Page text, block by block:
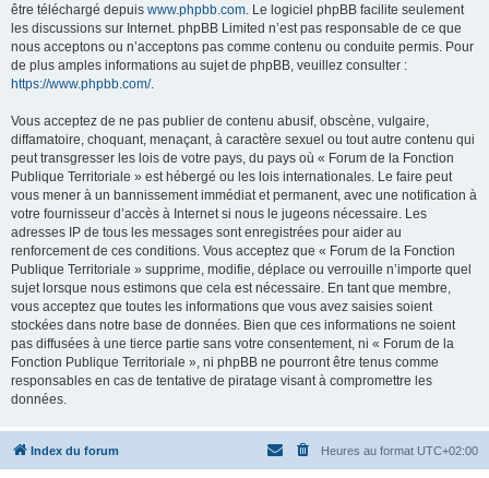
être téléchargé depuis www.phpbb.com. Le logiciel phpBB facilite seulement
les discussions sur Internet. phpBB Limited n’est pas responsable de ce que
nous acceptons ou n’acceptons pas comme contenu ou conduite permis. Pour
de plus amples informations au sujet de phpBB, veuillez consulter :
https://www.phpbb.com/.
Vous acceptez de ne pas publier de contenu abusif, obscène, vulgaire,
diffamatoire, choquant, menaçant, à caractère sexuel ou tout autre contenu qui
peut transgresser les lois de votre pays, du pays où « Forum de la Fonction
Publique Territoriale » est hébergé ou les lois internationales. Le faire peut
vous mener à un bannissement immédiat et permanent, avec une notification à
votre fournisseur d’accès à Internet si nous le jugeons nécessaire. Les
adresses IP de tous les messages sont enregistrées pour aider au
renforcement de ces conditions. Vous acceptez que « Forum de la Fonction
Publique Territoriale » supprime, modifie, déplace ou verrouille n’importe quel
sujet lorsque nous estimons que cela est nécessaire. En tant que membre,
vous acceptez que toutes les informations que vous avez saisies soient
stockées dans notre base de données. Bien que ces informations ne soient
pas diffusées à une tierce partie sans votre consentement, ni « Forum de la
Fonction Publique Territoriale », ni phpBB ne pourront être tenus comme
responsables en cas de tentative de piratage visant à compromettre les
données.
Index du forum Heures au format UTC+02:00